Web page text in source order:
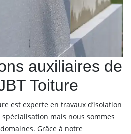
auxiliaires de
Toiture
est experte en travaux d’isolation
mais nous sommes
Grâce à notre